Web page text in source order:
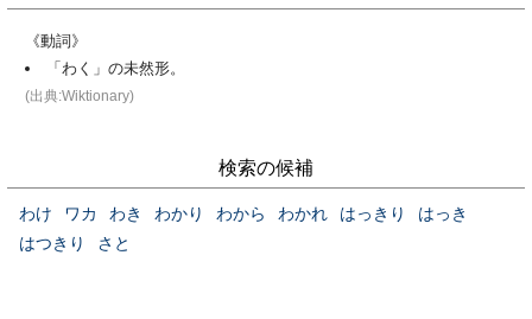
《動詞》
「わく」の未然形。
(出典:Wiktionary)
検索の候補
わけ ワカ わき わかり わから わかれ はっきり
はっき
はつきり
さと